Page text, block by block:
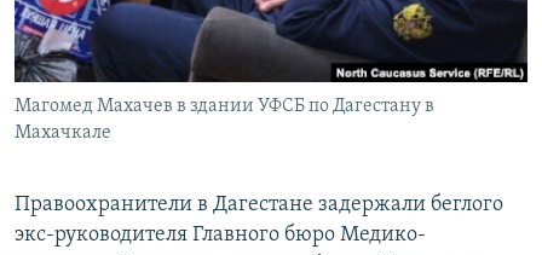
СОЦИАЛЬНЫЕ СЕТИ
Все сайты РСЕ/РС
Магомед Махачев в здании УФСБ по Дагестану в
Махачкале
Правоохранители в Дагестане задержали беглого
экс-руководителя Главного бюро Медико-